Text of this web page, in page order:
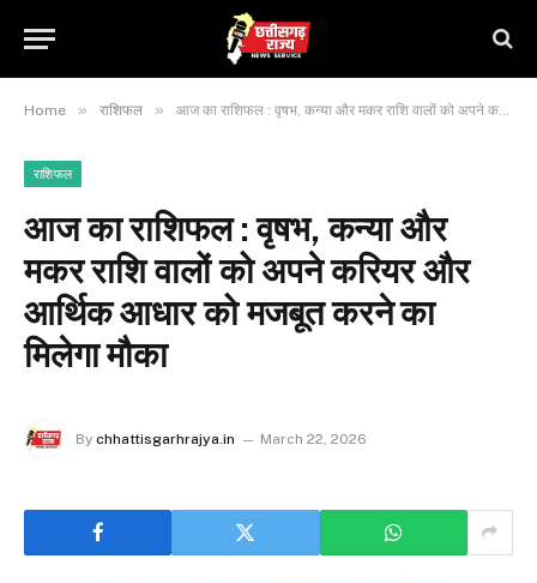
Home » राशिफल » आज का राशिफल : वृषभ, कन्या और मकर राशि वालों को अपने करियर और आर्थिक आधार को मजबूत करने का मिलेगा मौका
राशिफल
आज का राशिफल : वृषभ, कन्या और
मकर राशि वालों को अपने करियर और
आर्थिक आधार को मजबूत करने का
मिलेगा मौका
By chhattisgarhrajya.in March 22, 2026